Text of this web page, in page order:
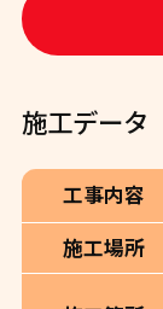
施工データ
工事内容
施工場所